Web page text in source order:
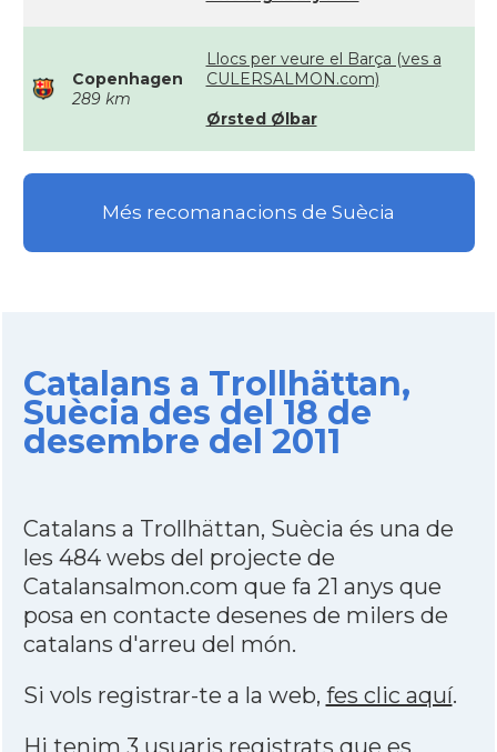
Copenhagen
289 km
Llocs per veure el Barça (ves a
CULERSALMON.com)
Ørsted Ølbar
Més recomanacions de Suècia
Catalans a Trollhättan,
Suècia des del 18 de
desembre del 2011
Catalans a Trollhättan, Suècia és una de
les 484 webs del projecte de
Catalansalmon.com que fa 21 anys que
posa en contacte desenes de milers de
catalans d'arreu del món.
Si vols registrar-te a la web, fes clic aquí.
Hi tenim 3 usuaris registrats que es